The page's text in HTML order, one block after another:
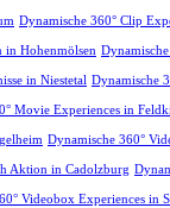
Dynamische 360° Clip
in Hohenmölsen
in Niestetal Dynamische
Movie Experiences in
Dynamische 360°
Aktion in Cadolzburg
Videobox Experiences in